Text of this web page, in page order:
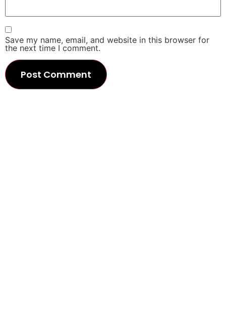
Save my name, email, and website in this browser for
the next time I comment.